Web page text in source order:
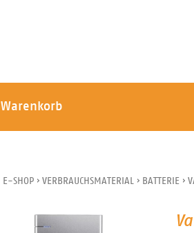
Warenkorb
E-SHOP › VERBRAUCHSMATERIAL › BATTERIE ›